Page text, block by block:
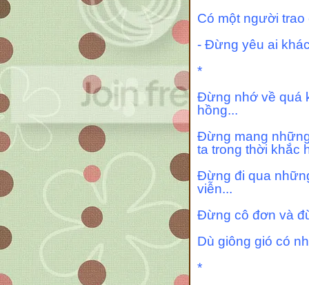
Có một người
- Đừng yêu ai
*
Đừng nhớ về quá
hồng...
Đừng mang
ta trong thời khắc
Đừng đi qua
viễn...
Đừng cô đơn và
Dù giông gió có
*